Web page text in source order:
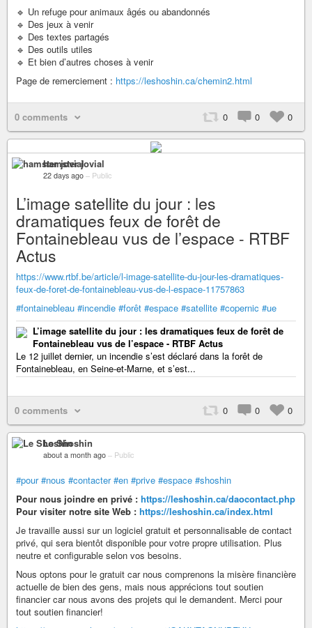
🔹 Un refuge pour animaux âgés ou abandonnés
🔹 Des jeux à venir
🔹 Des textes partagés
🔹 Des outils utiles
🔹 Et bien d’autres choses à venir
Page de remerciement : https://leshoshin.ca/chemin2.html
0 comments 0 0 0
hamster jovial
22 days ago – Public
L’image satellite du jour : les
dramatiques feux de forêt de
Fontainebleau vus de l’espace - RTBF
Actus
https://www.rtbf.be/article/l-image-satellite-du-jour-les-dramatiques-
feux-de-foret-de-fontainebleau-vus-de-l-espace-11757863
#fontainebleau #incendie #forêt #espace #satellite #copernic #ue
L’image satellite du jour : les dramatiques feux de forêt de
Fontainebleau vus de l’espace - RTBF Actus
Le 12 juillet dernier, un incendie s’est déclaré dans la forêt de
Fontainebleau, en Seine-et-Marne, et s’est...
0 comments 0 0 0
Le Shoshin
about a month ago – Public
#pour #nous #contacter #en #prive #espace #shoshin
Pour nous joindre en privé : https://leshoshin.ca/daocontact.php
Pour visiter notre site Web : https://leshoshin.ca/index.html
Je travaille aussi sur un logiciel gratuit et personnalisable de contact
privé, qui sera bientôt disponible pour votre propre utilisation. Plus
neutre et configurable selon vos besoins.
Nous optons pour le gratuit car nous comprenons la misère financière
actuelle de bien des gens, mais nous apprécions tout soutien
financier car nous avons des projets qui le demandent. Merci pour
tout soutien financier!